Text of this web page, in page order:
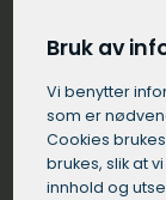
tilstrekkelig
Se etter
lignende
Bruk av
Vi benytter
som er
Cookies
brukes, slik at
innhold og